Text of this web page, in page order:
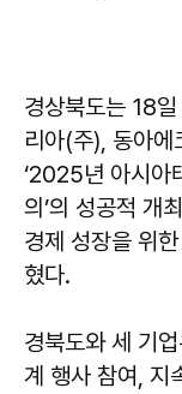
경상북도는 18
리아(주), 동아에
‘2025년 아시아
의’의 성공적 개
경제 성장을 위
혔다.
경북도와 세 기
계 행사 참여, 지